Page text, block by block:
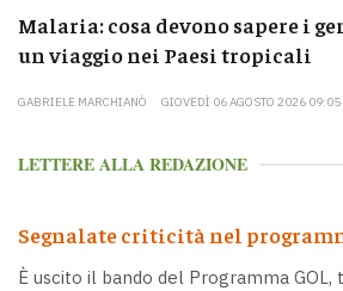
Malaria: cosa devono sapere i
un viaggio nei Paesi tropicali
GABRIELE MARCHIANÒ GIOVEDÌ 06 AGOSTO 2026 09:05
LETTERE ALLA REDAZIONE
Segnalate criticità nel
È uscito il bando del Programma GOL,